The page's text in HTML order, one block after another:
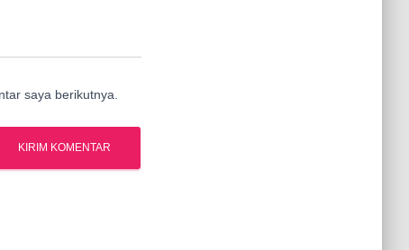
saya berikutnya.